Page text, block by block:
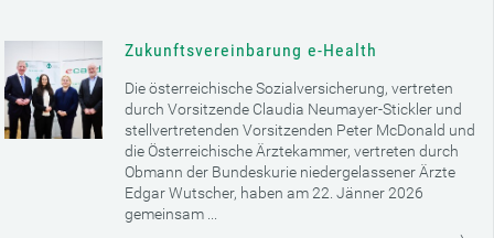
Zukunftsvereinbarung e-Health
Die österreichische Sozialversicherung, vertreten
durch Vorsitzende Claudia Neumayer-Stickler und
stellvertretenden Vorsitzenden Peter McDonald und
die Österreichische Ärztekammer, vertreten durch
Obmann der Bundeskurie niedergelassener Ärzte
Edgar Wutscher, haben am 22. Jänner 2026
gemeinsam ...